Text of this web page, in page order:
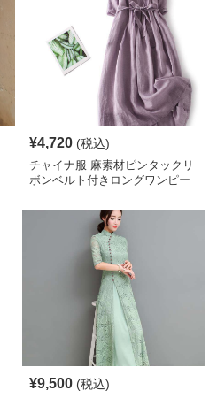
¥4,720 (税込)
チャイナ服 麻素材ピンタックリ
ボンベルト付きロングワンピー
¥9,500 (税込)